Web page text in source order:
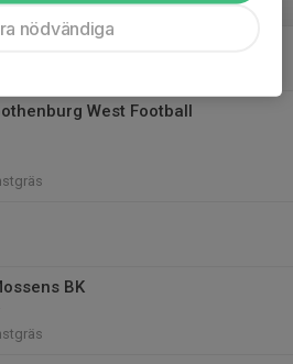
v.34
West Football
BK
nödvändiga